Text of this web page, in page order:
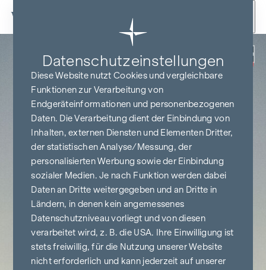
Zum Inhalt springen
PROVISIONSFREI
BIS BAUBEGINN
Datenschutz­einstellungen
Diese Website nutzt Cookies und vergleichbare
Funktionen zur Verarbeitung von
Endgeräteinformationen und personenbezogenen
Daten. Die Verarbeitung dient der Einbindung von
Inhalten, externen Diensten und Elementen Dritter,
der statistischen Analyse/Messung, der
personalisierten Werbung sowie der Einbindung
sozialer Medien. Je nach Funktion werden dabei
Daten an Dritte weitergegeben und an Dritte in
Ländern, in denen kein angemessenes
Datenschutzniveau vorliegt und von diesen
verarbeitet wird, z. B. die USA. Ihre Einwilligung ist
stets freiwillig, für die Nutzung unserer Website
nicht erforderlich und kann jederzeit auf unserer